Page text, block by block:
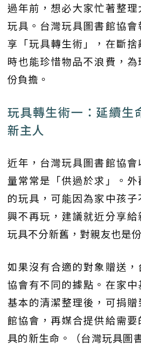
過年前，想必大家忙著整
玩具。台灣玩具圖書館協
享「玩具轉生術」，在斷
時也能珍惜物品不浪費，
份負擔。
玩具轉生術一：延續生
新主人
近年，台灣玩具圖書館協
量常常是「供過於求」。
的玩具，可能因為家中孩
興不再玩，建議就近分享
玩具不分新舊，對親友也是
如果沒有合適的對象贈送
協會有不同的據點。在家
基本的清潔整理後，可捐
館協會，再媒合提供給需
具的新生命。（台灣玩具圖